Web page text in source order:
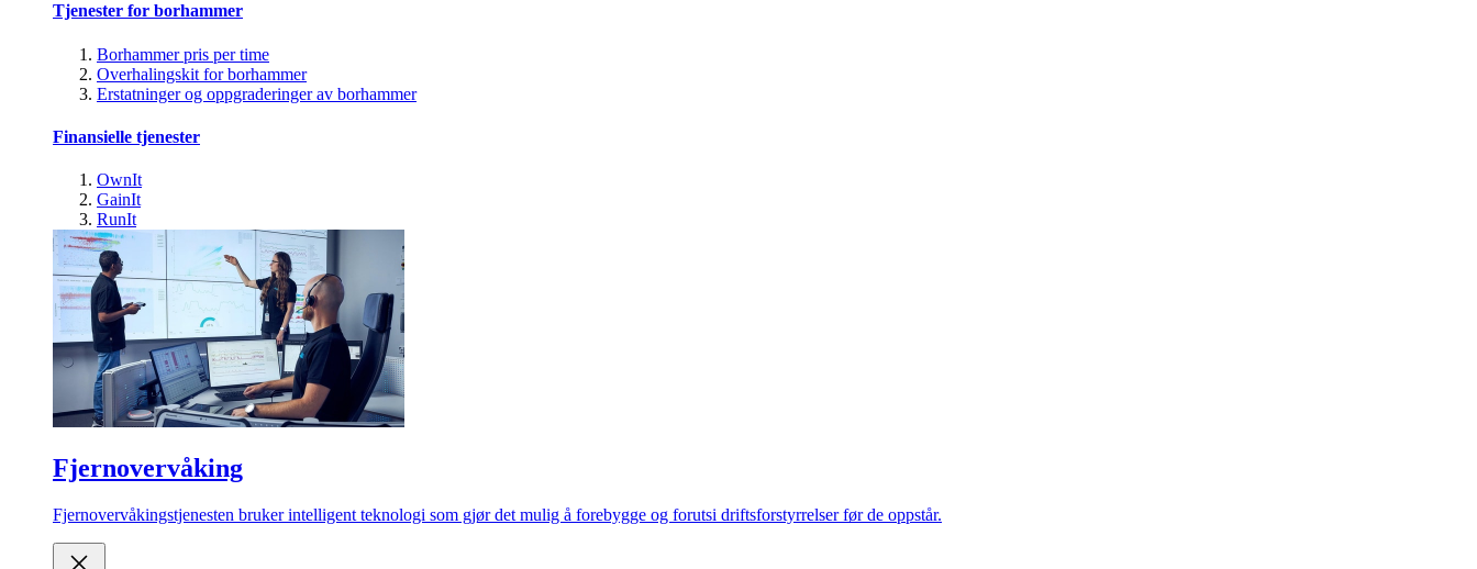
Tjenester for borhammer
Borhammer pris per time
Overhalingskit for borhammer
Erstatninger og oppgraderinger av borhammer
Finansielle tjenester
OwnIt
GainIt
RunIt
Fjernovervåking
Fjernovervåkingstjenesten bruker intelligent teknologi som gjør det mulig å forebygge og forutsi driftsforstyrrelser før de oppstår.